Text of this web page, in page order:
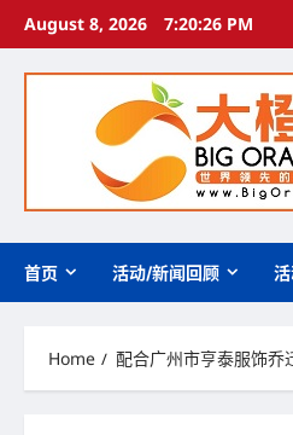
Skip
content
August 8, 2026 7:20:27 PM
首页 活动/新闻回顾
Home 配合广州市亨泰服饰乔